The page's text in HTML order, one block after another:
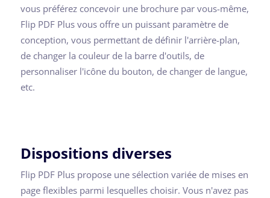
vous préférez concevoir une brochure par vous-même,
Flip PDF Plus vous offre un puissant paramètre de
conception, vous permettant de définir l'arrière-plan,
de changer la couleur de la barre d'outils, de
personnaliser l'icône du bouton, de changer de langue,
etc.
Dispositions diverses
Flip PDF Plus propose une sélection variée de mises en
page flexibles parmi lesquelles choisir. Vous n'avez pas